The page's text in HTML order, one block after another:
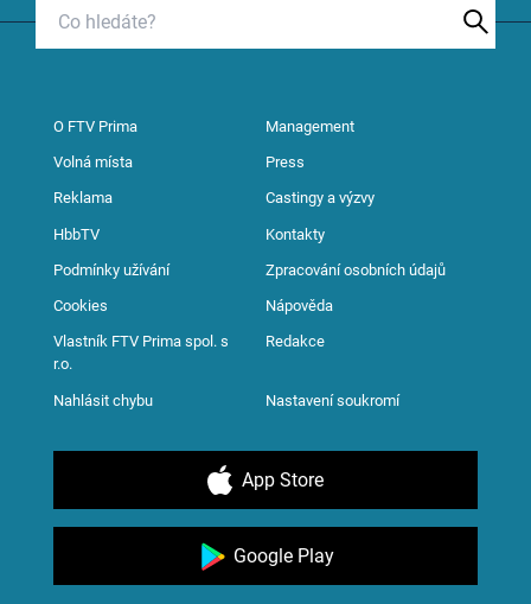
O FTV Prima Management
Volná místa Press
Reklama Castingy a výzvy
HbbTV Kontakty
Podmínky užívání Zpracování osobních údajů
Cookies Nápověda
Vlastník FTV Prima spol. s
r.o.
Redakce
Nahlásit chybu Nastavení soukromí
App Store
Google Play